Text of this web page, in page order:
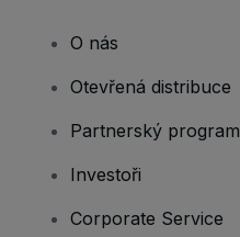
O nás
Otevřená distribuce
Partnerský program
Investoři
Corporate Service